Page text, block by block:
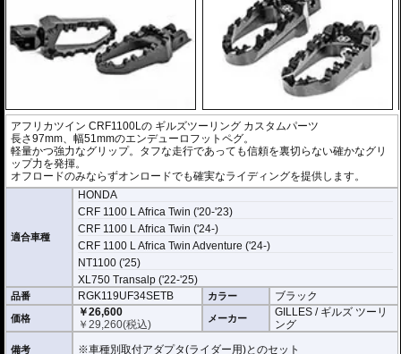
アフリカツイン CRF1100Lの ギルズツーリング カスタムパーツ
長さ97mm、幅51mmのエンデューロフットペグ。
軽量かつ強力なグリップ。タフな走行であっても信頼を裏切らない確かなグリ
ップ力を発揮。
オフロードのみならずオンロードでも確実なライディングを提供します。
適合車種
HONDA
CRF 1100 L Africa Twin ('20-'23)
CRF 1100 L Africa Twin ('24-)
CRF 1100 L Africa Twin Adventure ('24-)
NT1100 ('25)
XL750 Transalp ('22-'25)
品番 RGK119UF34SETB カラー ブラック
価格
￥26,600
￥29,260(税込) メーカー
GILLES / ギルズ ツーリ
ング
備考 ※車種別取付アダプタ(ライダー用)とのセット